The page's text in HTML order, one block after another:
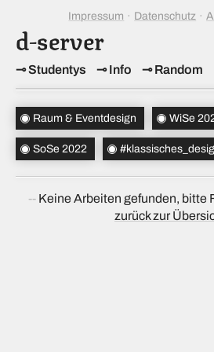
d-server
Studentys Info Random
Impressum Datenschutz
Topics(1)
Studiensemester(2)
Bachelorsemester
Sortierung(↝ zufällig)
Raum & Eventdesign WiSe
SoSe 2022
Keine Arbeiten gefunden, bitte
zurück zur